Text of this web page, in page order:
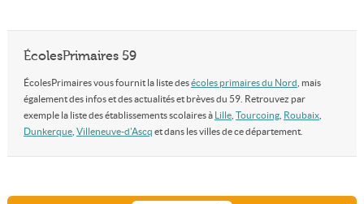
ÉcolesPrimaires 59
ÉcolesPrimaires vous fournit la liste desécoles primaires du Nord , mais
également des infos et des actualités et brèves du 59. Retrouvez par
exemple la liste des établissements scolaires à Lille, Tourcoing, Roubaix,
Dunkerque, Villeneuve-d'Ascq et dans les villes de ce département.